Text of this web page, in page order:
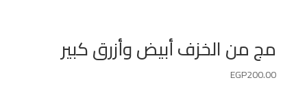
مج من الخزف أبيض وأزرق كبير
EGP200.00